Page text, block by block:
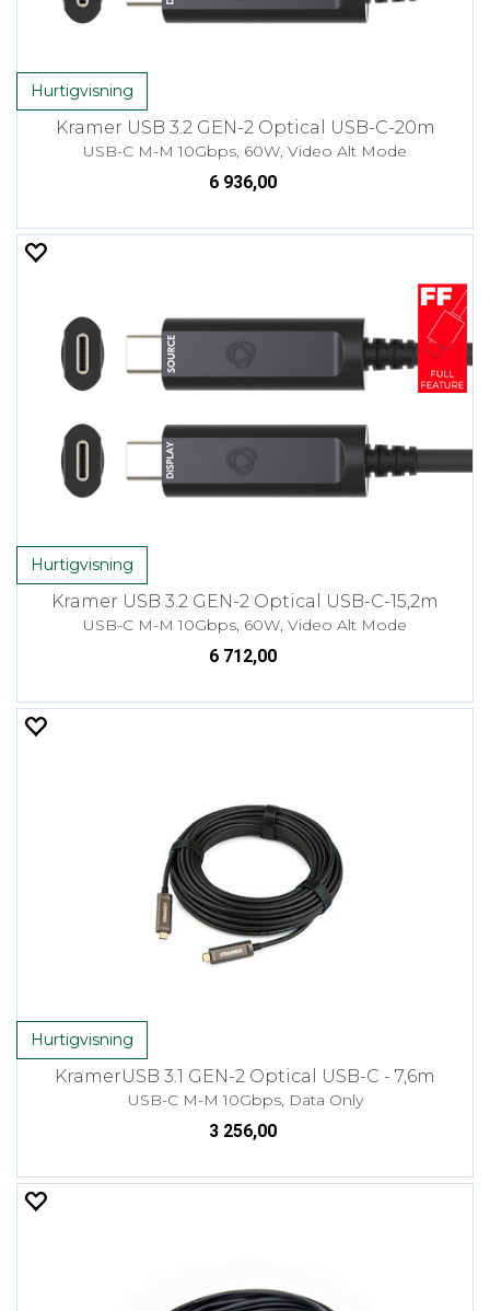
Hurtigvisning
Kramer USB 3.2 GEN-2 Optical USB-C-20m
USB-C M-M 10Gbps, 60W, Video Alt Mode
6 936,00
Hurtigvisning
Kramer USB 3.2 GEN-2 Optical USB-C-15,2m
USB-C M-M 10Gbps, 60W, Video Alt Mode
6 712,00
Hurtigvisning
KramerUSB 3.1 GEN-2 Optical USB-C - 7,6m
USB-C M-M 10Gbps, Data Only
3 256,00